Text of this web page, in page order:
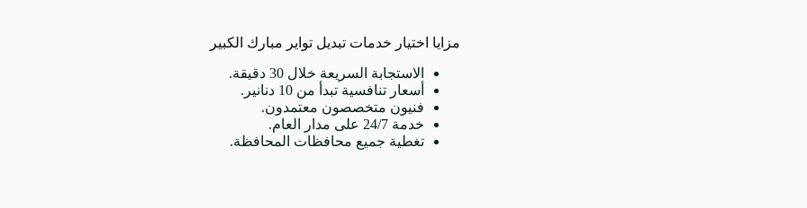
مزايا اختيار خدمات تبديل تواير مبارك الكبير
الاستجابة السريعة خلال 30 دقيقة.
أسعار تنافسية تبدأ من 10 دنانير.
فنيون متخصصون معتمدون.
خدمة 24/7 على مدار العام.
تغطية جميع محافظات المحافظة.